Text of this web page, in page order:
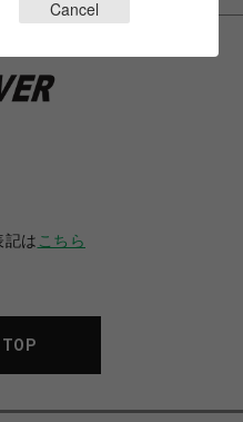
記は こちら
Cancel